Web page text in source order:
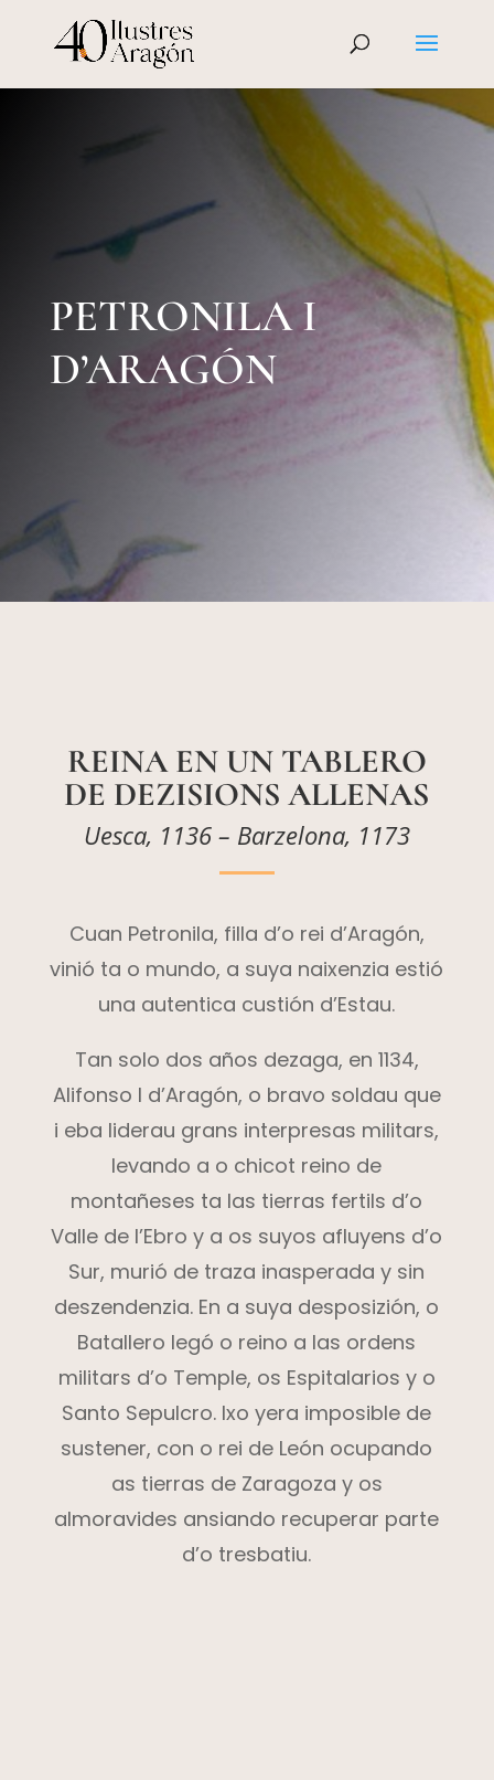
PETRONILA I
D’ARAGÓN
REINA EN UN TABLERO
DE DEZISIONS ALLENAS
Uesca, 1136 – Barzelona, 1173
Cuan Petronila, filla d’o rei d’Aragón,
vinió ta o mundo, a suya naixenzia estió
una autentica custión d’Estau.
Tan solo dos años dezaga, en 1134,
Alifonso I d’Aragón, o bravo soldau que
i eba liderau grans interpresas militars,
levando a o chicot reino de
montañeses ta las tierras fertils d’o
Valle de l’Ebro y a os suyos afluyens d’o
Sur, murió de traza inasperada y sin
deszendenzia. En a suya desposizión, o
Batallero legó o reino a las ordens
militars d’o Temple, os Espitalarios y o
Santo Sepulcro. Ixo yera imposible de
sustener, con o rei de León ocupando
as tierras de Zaragoza y os
almoravides ansiando recuperar parte
d’o tresbatiu.